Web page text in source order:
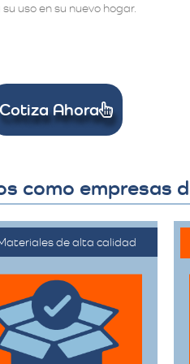
uso en su nuevo hogar.
Cotiza Ahora
como empresas
de alta calidad
de primera
categoría para
que todas
sus pertenencias